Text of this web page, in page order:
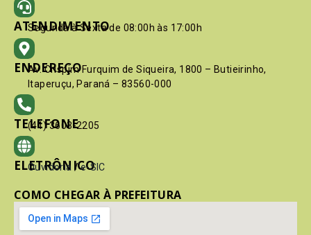
ATENDIMENTO
Segunda à Sexta de 08:00h às 17:00h
ENDEREÇO
Av. Crispim Furquim de Siqueira, 1800 – Butieirinho,
Itaperuçu, Paraná – 83560-000
TELEFONE
(41) 3603-2205
ELETRÔNICO
Ouvidoria / e-SIC
COMO CHEGAR À PREFEITURA